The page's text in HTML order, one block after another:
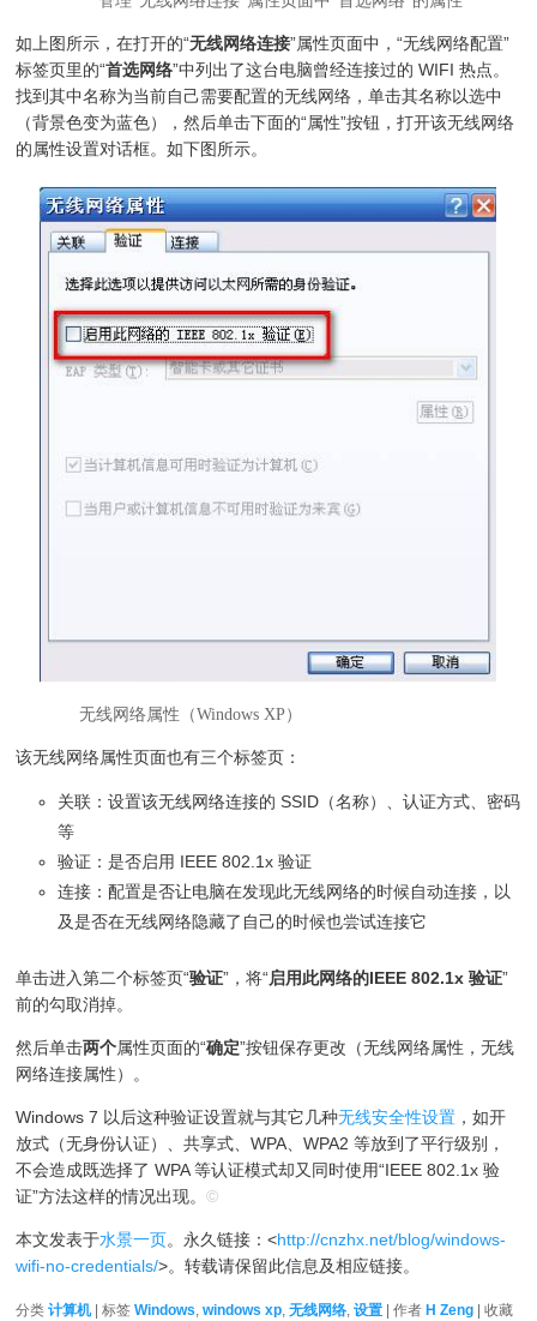
如上图所示，在打开的“无线网络连接”属性页面中，“无线网络配置”
标签页里的“首选网络”中列出了这台电脑曾经连接过的 WIFI 热点。
找到其中名称为当前自己需要配置的无线网络，单击其名称以选中
（背景色变为蓝色），然后单击下面的“属性”按钮，打开该无线网络
的属性设置对话框。如下图所示。
无线网络属性（Windows XP）
该无线网络属性页面也有三个标签页：
关联：设置该无线网络连接的 SSID（名称）、认证方式、密码
等
验证：是否启用 IEEE 802.1x 验证
连接：配置是否让电脑在发现此无线网络的时候自动连接，以
及是否在无线网络隐藏了自己的时候也尝试连接它
单击进入第二个标签页“验证”，将“启用此网络的IEEE 802.1x 验证”
前的勾取消掉。
然后单击两个属性页面的“确定”按钮保存更改（无线网络属性，无线
网络连接属性）。
Windows 7 以后这种验证设置就与其它几种无线安全性设置 ，如开
放式（无身份认证）、共享式、WPA、WPA2 等放到了平行级别，
不会造成既选择了 WPA 等认证模式却又同时使用“IEEE 802.1x 验
证”方法这样的情况出现。©
本文发表于水景一页。永久链接：<http://cnzhx.net/blog/windows-
wifi-no-credentials/>。转载请保留此信息及相应链接。
分类计算机| 标签Windows,windows xp,无线网络,设置 | 作者 H Zeng | 收藏